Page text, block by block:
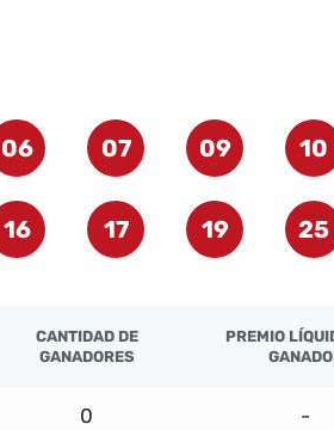
06 07 09 10
16 17 19 25
CANTIDAD DE
GANADORES
PREMIO
0 -